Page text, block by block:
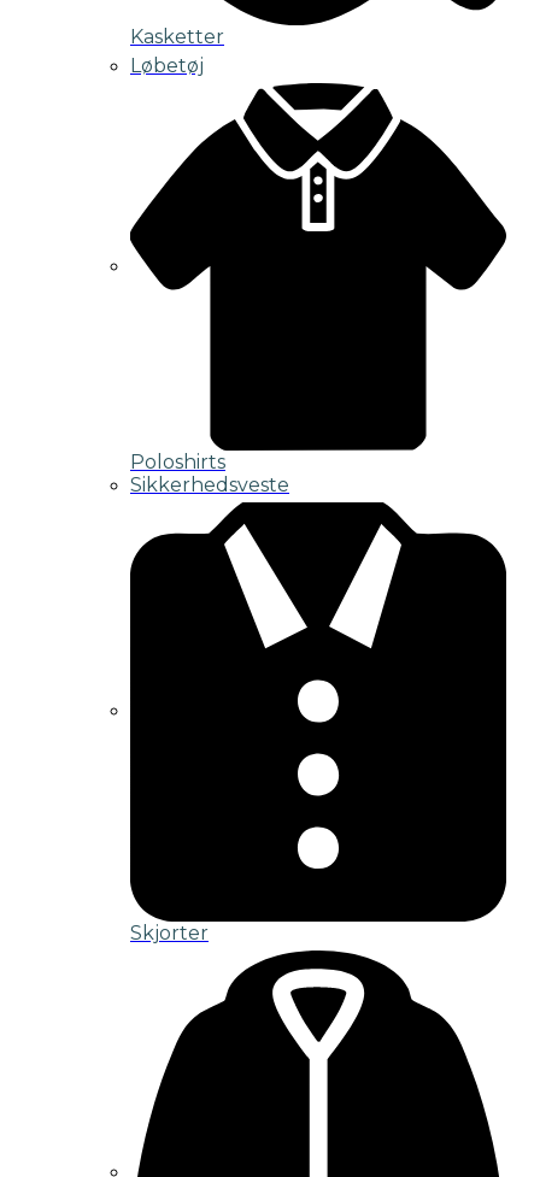
Kasketter
Løbetøj
Poloshirts
Sikkerhedsveste
Skjorter